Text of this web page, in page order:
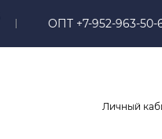
ОПТ +7-952-963-
Личный